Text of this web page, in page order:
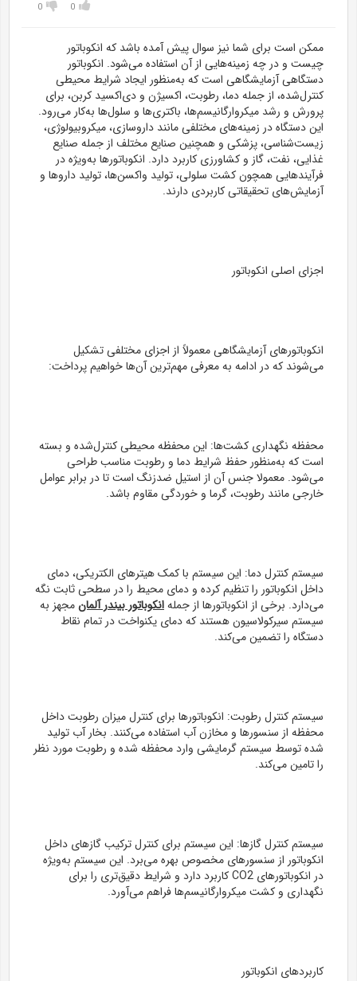
0
0
ممکن است برای شما نیز سوال پیش آمده باشد که انکوباتور
چیست و در چه زمینه‌هایی از آن استفاده می‌شود. انکوباتور
دستگاهی آزمایشگاهی است که به‌منظور ایجاد شرایط محیطی
کنترل‌شده، از جمله دما، رطوبت، اکسیژن و دی‌اکسید کربن، برای
پرورش و رشد میکروارگانیسم‌ها، باکتری‌ها و سلول‌ها به‌کار می‌رود.
این دستگاه در زمینه‌های مختلفی مانند داروسازی، میکروبیولوژی،
زیست‌شناسی، پزشکی و همچنین صنایع مختلف از جمله صنایع
غذایی، نفت، گاز و کشاورزی کاربرد دارد. انکوباتورها به‌ویژه در
فرآیندهایی همچون کشت سلولی، تولید واکسن‌ها، تولید داروها و
آزمایش‌های تحقیقاتی کاربردی دارند.
اجزای اصلی انکوباتور
انکوباتورهای آزمایشگاهی معمولاً از اجزای مختلفی تشکیل
می‌شوند که در ادامه به معرفی مهم‌ترین آن‌ها خواهیم پرداخت:
محفظه نگهداری کشت‌ها: این محفظه محیطی کنترل‌شده و بسته
است که به‌منظور حفظ شرایط دما و رطوبت مناسب طراحی
می‌شود. معمولا جنس آن از استیل ضدزنگ است تا در برابر عوامل
خارجی مانند رطوبت، گرما و خوردگی مقاوم باشد.
سیستم کنترل دما: این سیستم با کمک هیترهای الکتریکی، دمای
داخل انکوباتور را تنظیم کرده و دمای محیط را در سطحی ثابت نگه
می‌دارد. برخی از انکوباتورها از جملهانکوباتور بیندر آلمانمجهز به
سیستم سیرکولاسیون هستند که دمای یکنواخت در تمام نقاط
دستگاه را تضمین می‌کند.
سیستم کنترل رطوبت: انکوباتورها برای کنترل میزان رطوبت داخل
محفظه از سنسورها و مخازن آب استفاده می‌کنند. بخار آب تولید
شده توسط سیستم گرمایشی وارد محفظه شده و رطوبت مورد نظر
را تامین می‌کند.
سیستم کنترل گازها: این سیستم برای کنترل ترکیب گازهای داخل
انکوباتور از سنسورهای مخصوص بهره می‌برد. این سیستم به‌ویژه
در انکوباتورهای CO2 کاربرد دارد و شرایط دقیق‌تری را برای
نگهداری و کشت میکروارگانیسم‌ها فراهم می‌آورد.
کاربردهای انکوباتور